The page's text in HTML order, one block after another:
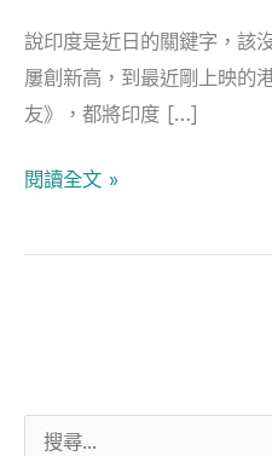
說印度是近日的關鍵字，該
屢創新高，到最近剛上映的
友》，都將印度 […]
Dining
烤
蔬
才
驚
閱讀全文 »